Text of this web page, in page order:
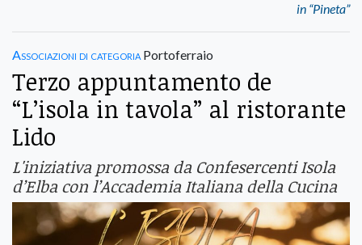
in “Pineta”
Associazioni di categoria Portoferraio
Terzo appuntamento de
“L’isola in tavola” al ristorante
Lido
L'iniziativa promossa da Confesercenti Isola
d’Elba con l’Accademia Italiana della Cucina